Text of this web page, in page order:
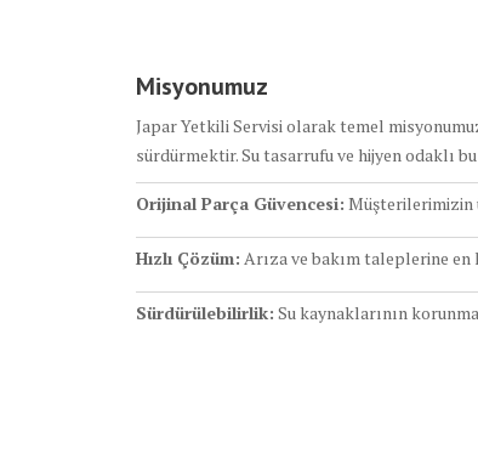
Misyonumuz
Japar Yetkili Servisi olarak temel
sürdürmektir. Su tasarrufu ve hijyen odaklı
Orijinal Parça Güvencesi: Müşterilerimizin
Hızlı Çözüm: Arıza ve bakım taleplerine en
Sürdürülebilirlik: Su kaynaklarının